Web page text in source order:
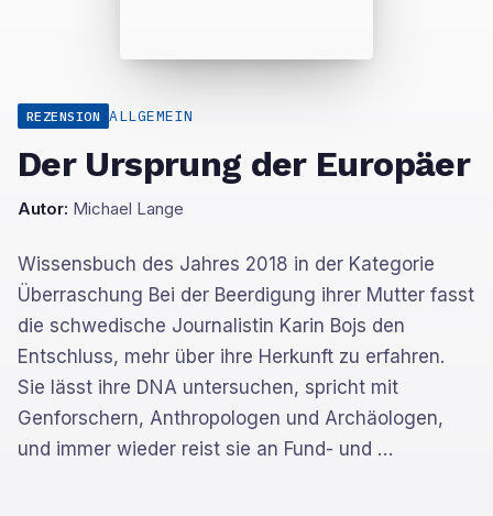
REZENSION ALLGEMEIN
Der Ursprung der Europäer
Autor: Michael Lange
Wissensbuch des Jahres 2018 in der Kategorie
Überraschung Bei der Beerdigung ihrer Mutter fasst
die schwedische Journalistin Karin Bojs den
Entschluss, mehr über ihre Herkunft zu erfahren.
Sie lässt ihre DNA untersuchen, spricht mit
Genforschern, Anthropologen und Archäologen,
und immer wieder reist sie an Fund- und …